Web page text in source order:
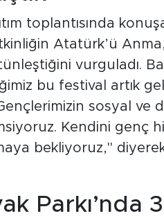
toplantısında
Atatürk’ü
vurguladı.
bu festival artık
sosyal ve
Kendini genç
bekliyoruz,"
Parkı’nda